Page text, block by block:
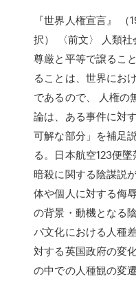
『世界人権宣言』
択） 〈前文〉 人類
尊厳と平等で譲るこ
ることは、世界にお
であるので、 人権の
論は、ある事件に対
可解な部分」を補足
る。日本航空123便
暗殺に関する陰謀説
体や個人に対する侮
の背景・動機となる
パ文化における人種
対する英国政府の変
の中での人種観の変